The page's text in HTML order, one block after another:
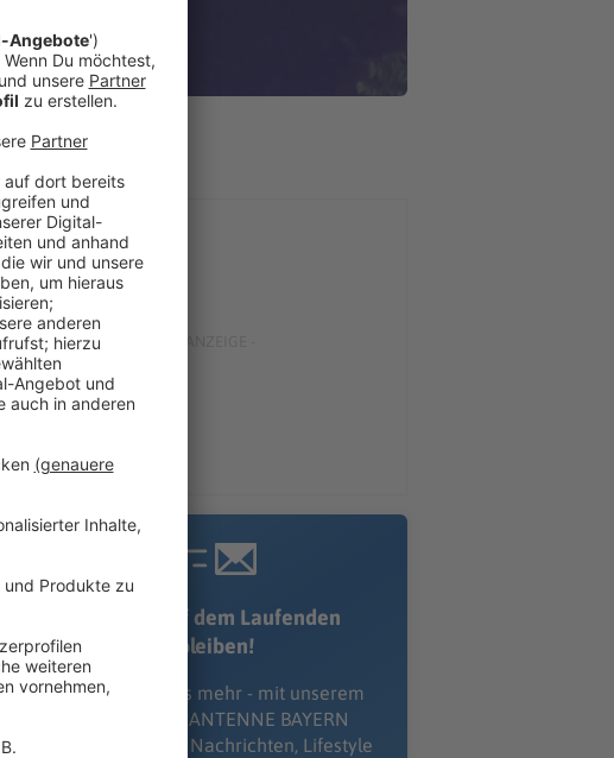
Immer auf dem Laufenden
bleiben!
Verpass' nichts mehr - mit unserem
kostenlosen ANTENNE BAYERN
Newsletter. Ob Nachrichten, Lifestyle